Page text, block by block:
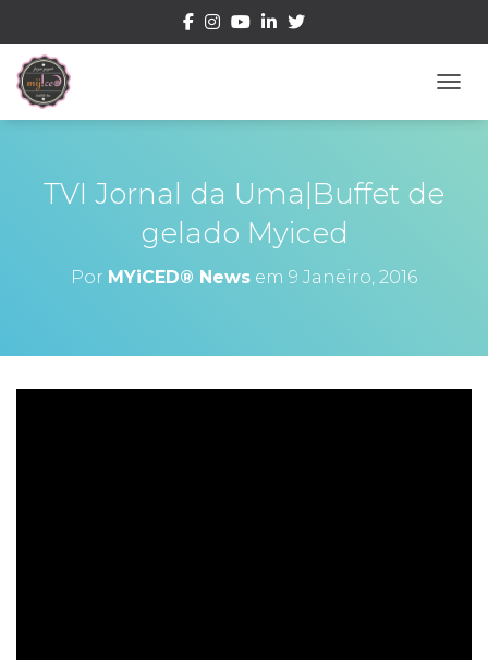
TVI Jornal da Uma|Buffet de
gelado Myiced
Por MYiCED® News em 9 Janeiro, 2016